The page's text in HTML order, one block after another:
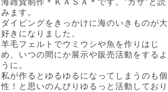
海雑貨制作＊ＫＡＳＡ＊です。”カサ”と読
みます。
ダイビングをきっかけに海のいきものが大
好きになりました。
羊毛フェルトでウミウシや魚を作りはじ
め、いつの間にか展示や販売活動をするよ
うに。
私が作るとゆるゆるになってしまうのも個
性！と思いのんびりゆるっと活動しており